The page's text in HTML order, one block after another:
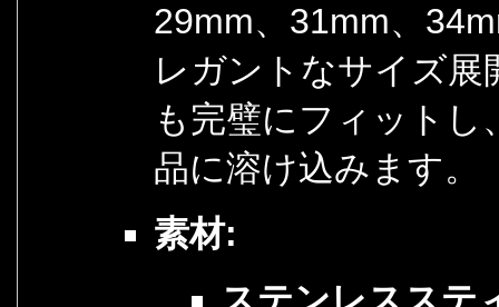
29mm、31mm、
レガントなサイズ展
も完璧にフィット
品に溶け込みます。
素材: